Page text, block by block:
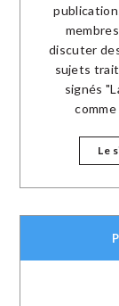
discuter
sujets
signés
Le